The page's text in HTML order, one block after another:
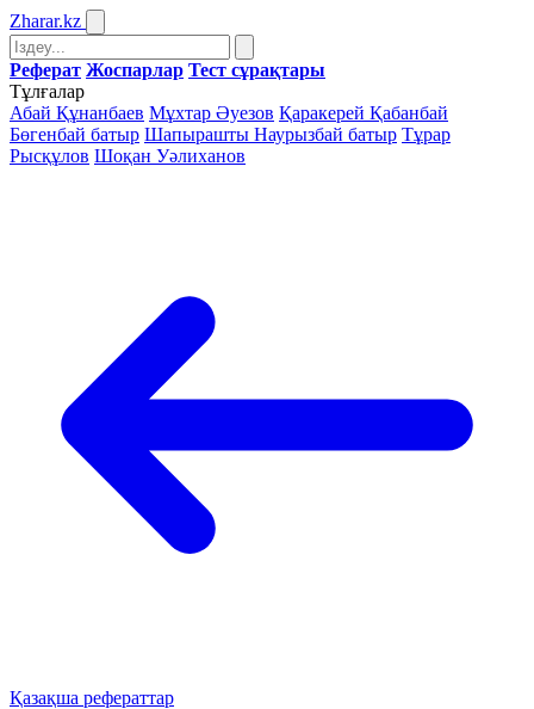
Zharar.kz
Реферат Жоспарлар Тест сұрақтары
Тұлғалар
Абай Құнанбаев Мұхтар Әуезов Қаракерей Қабанбай
Бөгенбай батыр Шапырашты Наурызбай батыр Тұрар
Рысқұлов Шоқан Уәлиханов
Қазақша рефераттар